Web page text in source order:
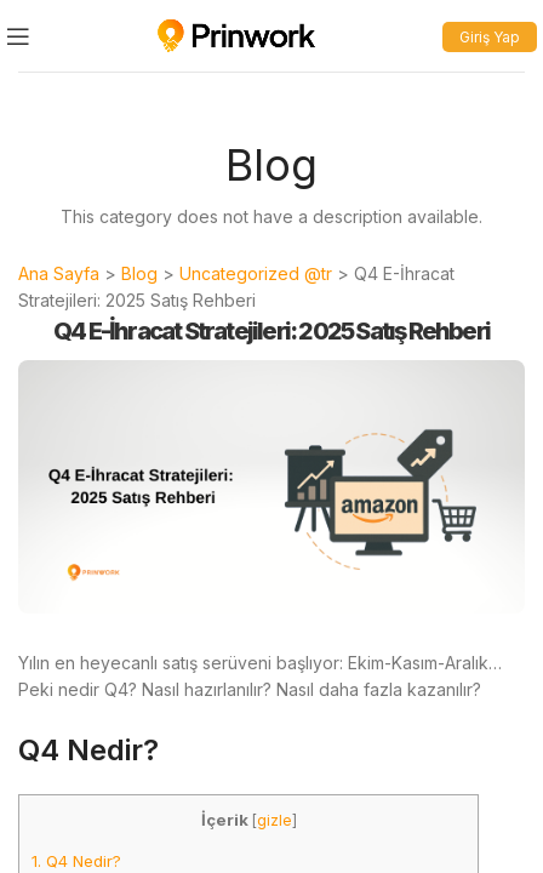
Giriş Yap
Blog
This category does not have a description available.
Ana Sayfa > Blog > Uncategorized @tr > Q4 E-İhracat
Stratejileri: 2025 Satış Rehberi
Q4 E-İhracat Stratejileri: 2025 Satış Rehberi
Yılın en heyecanlı satış serüveni başlıyor: Ekim-Kasım-Aralık…
Peki nedir Q4? Nasıl hazırlanılır? Nasıl daha fazla kazanılır?
Q4 Nedir?
İçerik [gizle]
1. Q4 Nedir?